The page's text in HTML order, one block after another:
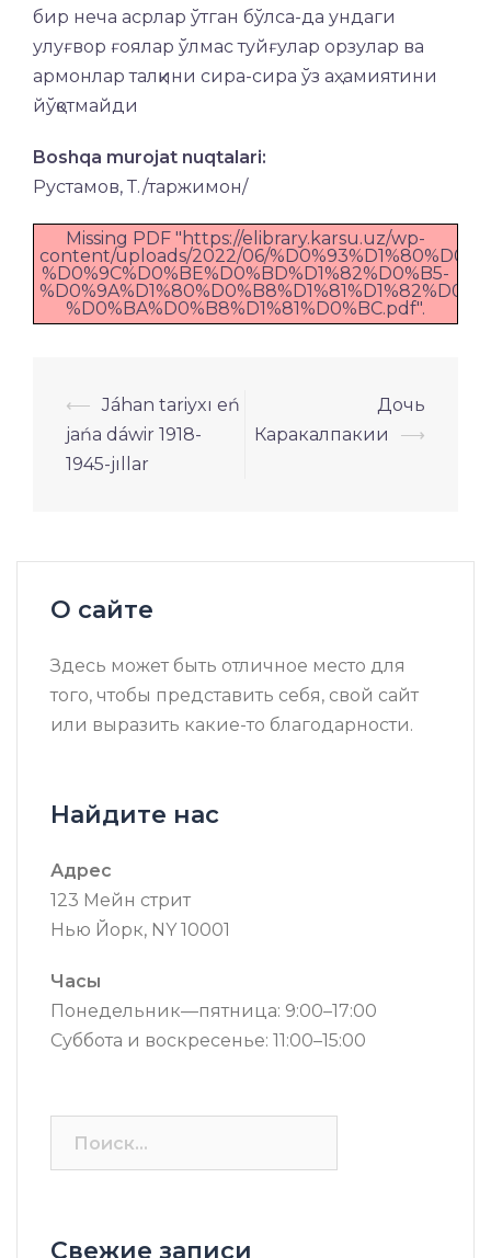
бир неча асрлар ўтган бўлса-да ундаги
улуғвор ғоялар ўлмас туйғулар орзулар ва
армонлар талқини сира-сира ўз аҳамиятини
йўқотмайди
Boshqa murojat nuqtalari:
Рустамов, Т./таржимон/
Missing PDF "https://elibrary.karsu.uz/wp-
content/uploads/2022/06/
%D0%9C%D0%BE%D0%BD%D1%82%D0%B5-
%D0%BA%D0%B8%D1%81%D0%BC.pdf".
Навигация
по
записям
⟵ Jáhan tariyxı eń
jańa dáwir 1918-
1945-jıllar
Дочь
Каракалпакии
⟶
О сайте
Здесь может быть отличное место для
того, чтобы представить себя, свой сайт
или выразить какие-то благодарности.
Найдите нас
Адрес
123 Мейн стрит
Нью Йорк, NY 10001
Часы
Понедельник—пятница: 9:00–17:00
Суббота и воскресенье: 11:00–15:00
Свежие записи